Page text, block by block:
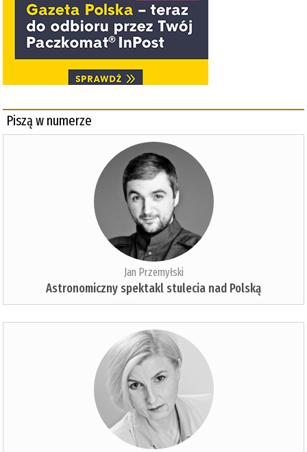
Piszą w numerze
Jan Przemyłski
Astronomiczny spektakl stulecia nad Polską